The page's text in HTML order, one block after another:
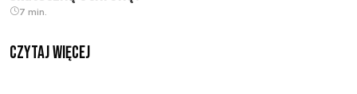
7 min.
czytaj więcej